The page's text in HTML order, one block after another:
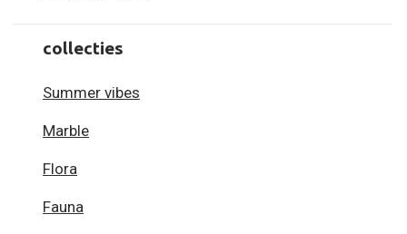
collecties
Summer vibes
Marble
Flora
Fauna